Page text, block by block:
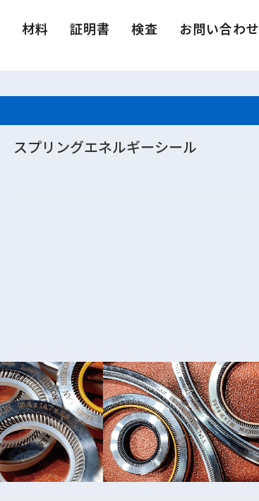
材料 証明書 検査 お問い合わせ
スプリングエネルギーシール